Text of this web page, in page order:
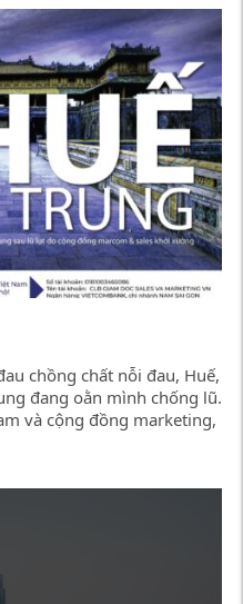
chồng chất nỗi đau, Huế,
đang oằn mình chống lũ.
và cộng đồng marketing,